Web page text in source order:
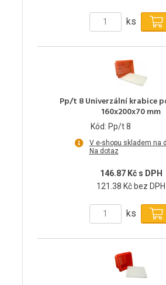
ks
Pp/t 8 Univerzální krabice
160x200x70 mm
Kód: Pp/t 8
V e-shopu skladem na
Na dotaz
146.87 Kč s DPH
121.38 Kč bez DPH
ks